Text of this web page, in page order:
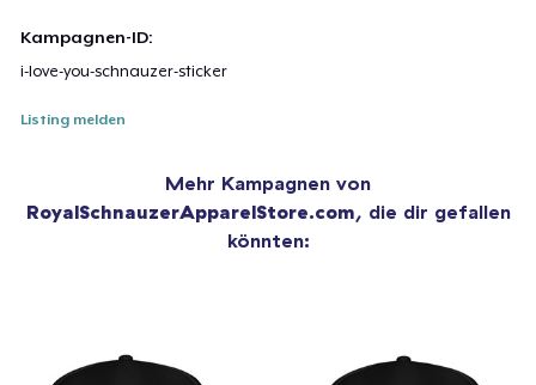
Kampagnen-ID:
i-love-you-schnauzer-sticker
Listing melden
Mehr Kampagnen von
RoyalSchnauzerApparelStore.com, die dir gefallen
könnten: